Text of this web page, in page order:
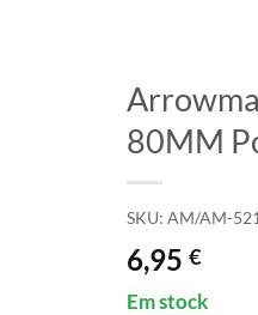
80MM
SKU: AM/AM-
6,95 €
Em stock